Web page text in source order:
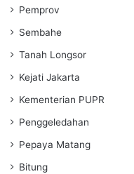
Pemprov
Sembahe
Tanah Longsor
Kejati Jakarta
Kementerian PUPR
Penggeledahan
Pepaya Matang
Bitung